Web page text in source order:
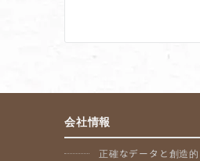
ナ
ゲ
ー
シ
会社情報
正確なデータと創造